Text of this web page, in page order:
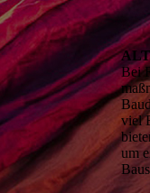
Bei
viel
um